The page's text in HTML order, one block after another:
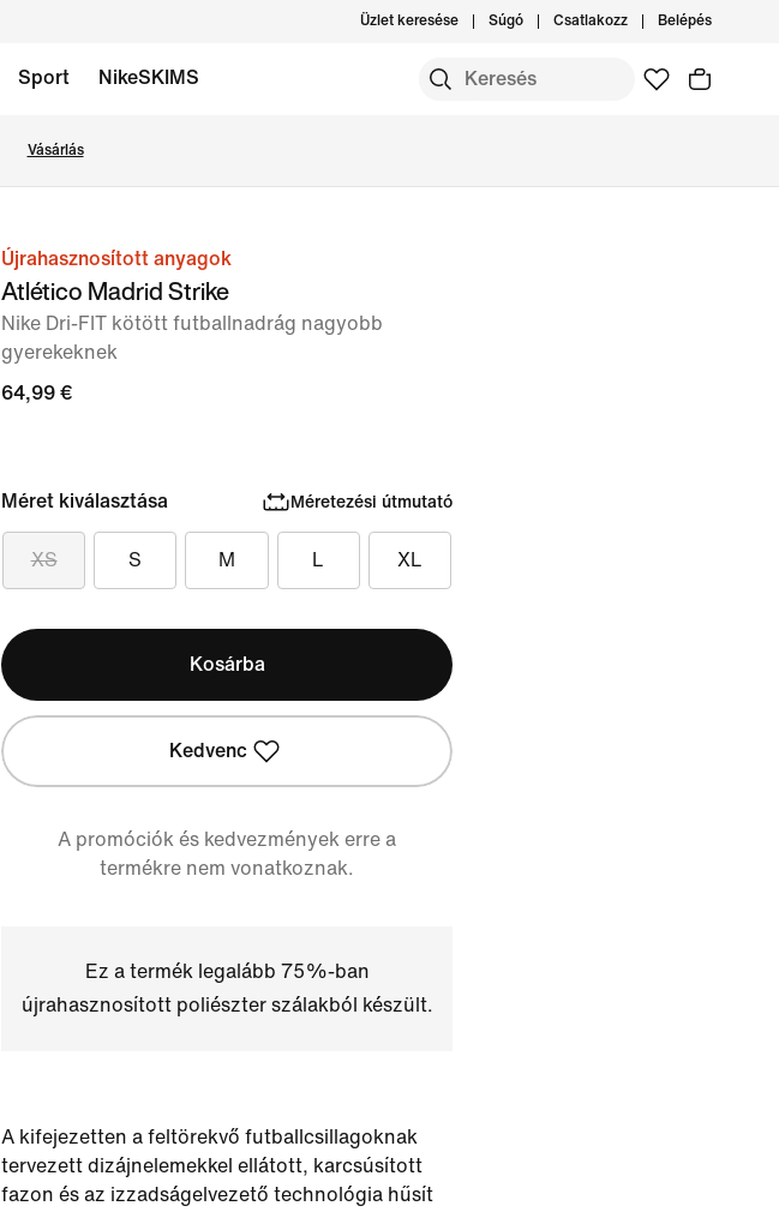
Üzlet keresése Súgó Csatlakozz Belépés
Sport NikeSKIMS
Vásárlás
Újrahasznosított anyagok
Atlético Madrid Strike
Nike Dri-FIT kötött futballnadrág nagyobb
gyerekeknek
64,99 €
Méret kiválasztása Méretezési útmutató
XS S M L XL
Kosárba
Kedvenc
A promóciók és kedvezmények erre a
termékre nem vonatkoznak.
Ez a termék legalább 75%-ban
újrahasznosított poliészter szálakból készült.
A kifejezetten a feltörekvő futballcsillagoknak
tervezett dizájnelemekkel ellátott, karcsúsított
fazon és az izzadságelvezető technológia hűsít